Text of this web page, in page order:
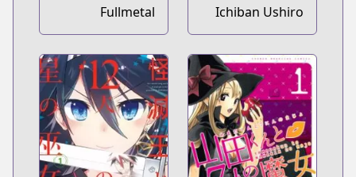
Ichiban Ushiro
no Daimaou
Fullmetal
Alchemist